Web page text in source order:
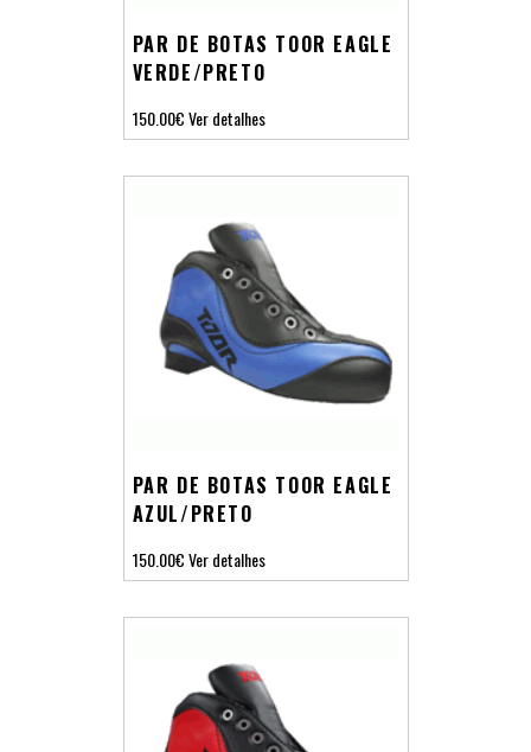
PAR DE BOTAS TOOR EAGLE
VERDE/PRETO
150.00€Ver detalhes
PAR DE BOTAS TOOR EAGLE
AZUL/PRETO
150.00€Ver detalhes